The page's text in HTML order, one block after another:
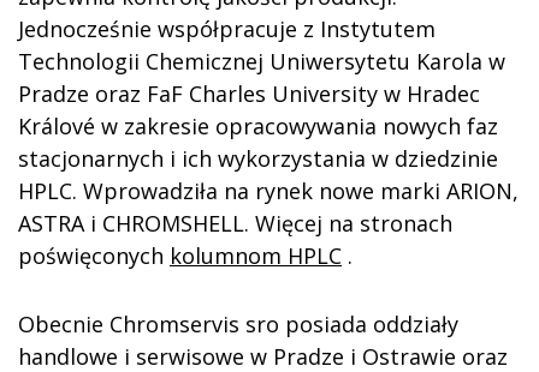
Jednocześnie współpracuje z Instytutem
Technologii Chemicznej Uniwersytetu Karola w
Pradze oraz FaF Charles University w Hradec
Králové w zakresie opracowywania nowych faz
stacjonarnych i ich wykorzystania w dziedzinie
HPLC. Wprowadziła na rynek nowe marki ARION,
ASTRA i CHROMSHELL. Więcej na stronach
poświęconych kolumnom HPLC .
Obecnie Chromservis sro posiada oddziały
handlowe i serwisowe w Pradze i Ostrawie oraz